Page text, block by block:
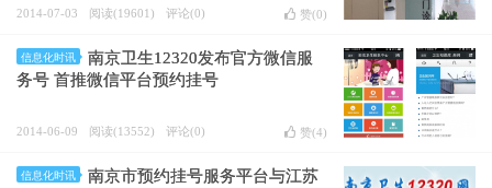
2014-07-03 阅读(19601) 评论(0) 赞(0)
信息化时讯
南京卫生12320发布官方微信服
务号 首推微信平台预约挂号
2014-06-09 阅读(13552) 评论(0) 赞(4)
信息化时讯
南京市预约挂号服务平台与江苏